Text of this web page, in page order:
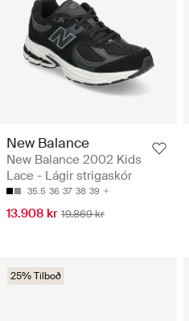
New Balance
New Balance 2002 Kids
Lace - Lágir strigaskór
35.5 36 37 38 39
13.908 kr 19.869 kr
25% Tilboð